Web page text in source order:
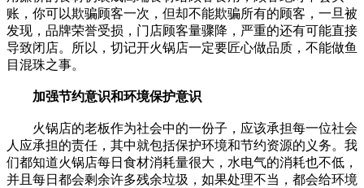
账，你可以欺骗顾客一次，但却不能欺骗所有的顾客，一旦被
发现，品牌荣誉受损，门店顾客量骤降，严重的还有可能直接
导致闭店。所以，切记开火锅店一定要匠心做品质，不能做鱼
目混珠之事。
加强节约意识和环境保护意识
火锅店的老板作为社会中的一份子，应该承担每一位社会
人应承担的责任，其中就包括保护环境和节约资源的义务。我
们都知道火锅店每日食材消耗量很大，水电气的消耗也不低，
并且每日都会剩余许多残余垃圾，如果处理不当，都会给环境